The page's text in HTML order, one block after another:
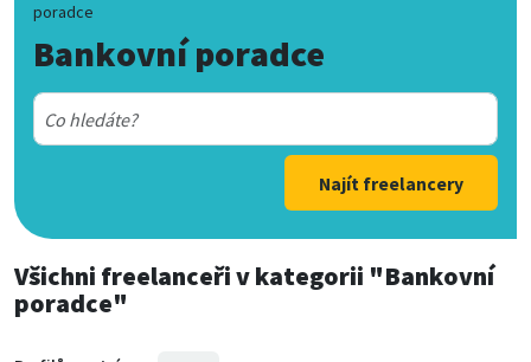
poradce
Bankovní poradce
Najít freelancery
Všichni freelanceřiv kategorii "Bankovní
poradce"